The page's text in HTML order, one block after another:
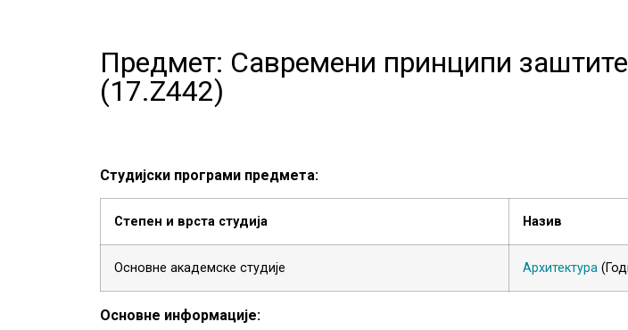
Предмет: Савремени принципи
(17.Z442)
Студијски програми предмета:
Степен и врста студија Назив
Основне академске студије Архитектура
Основне информације: